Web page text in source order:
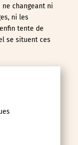
changeant ni
ni les
tente de
se situent ces